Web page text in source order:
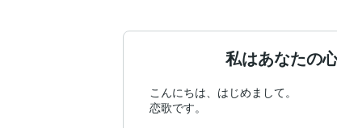
私はあなたの
こんにちは、はじめまして。
恋歌です。